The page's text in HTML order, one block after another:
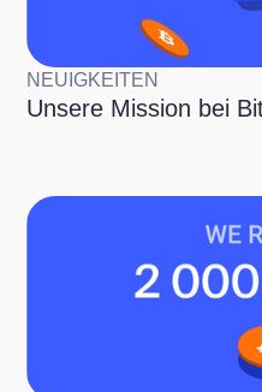
NEUIGKEITEN
Unsere Mission bei